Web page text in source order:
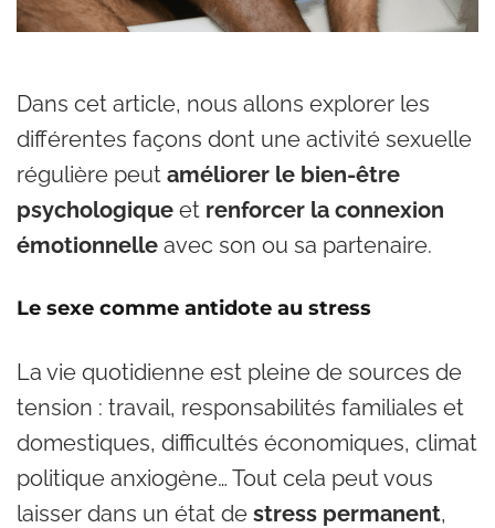
Dans cet article, nous allons explorer les
différentes façons dont une activité sexuelle
régulière peut améliorer le bien-être
psychologique et renforcer la connexion
émotionnelle avec son ou sa partenaire.
Le sexe comme antidote au stress
La vie quotidienne est pleine de sources de
tension : travail, responsabilités familiales et
domestiques, difficultés économiques, climat
politique anxiogène… Tout cela peut vous
laisser dans un état de stress permanent,